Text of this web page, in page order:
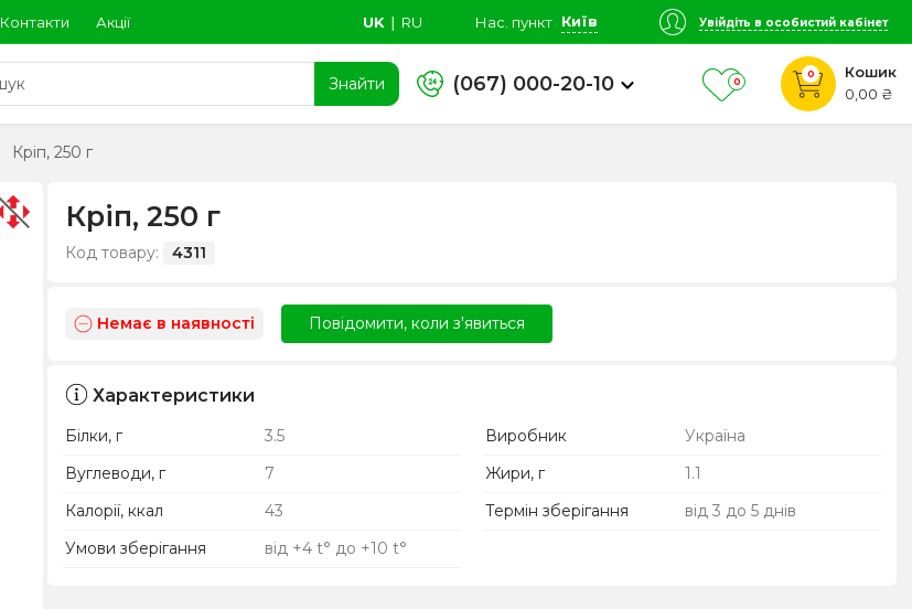
Контакти Акції UK ∣ RU Нас. пункт Київ Увійдіть в особистий кабінет
Знайти (067) 000-20-10 0
0
Кошик
0,00 ₴
Кріп, 250 г
Кріп, 250 г
Код товару: 4311
Немає в наявності Повідомити, коли з'явиться
Характеристики
Білки, г 3.5 Виробник
Україна
Вуглеводи, г
7 Жири, г
1.1
Калорії, ккал
43 Термін зберігання
від 3 до 5 днів
Умови зберігання
від +4 t° до +10 t°